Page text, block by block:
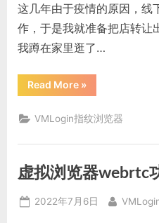
止
tinder
多
号
这几年由于疫情的原因，线
作，于是我就准备把店转让
我蹲在家里逛了…
Read More“做
跨
电
商
什
一
定
要
指
»
VMLogin指纹浏览器
虚拟浏览器webrtc
Posted
2022年7月6日 By